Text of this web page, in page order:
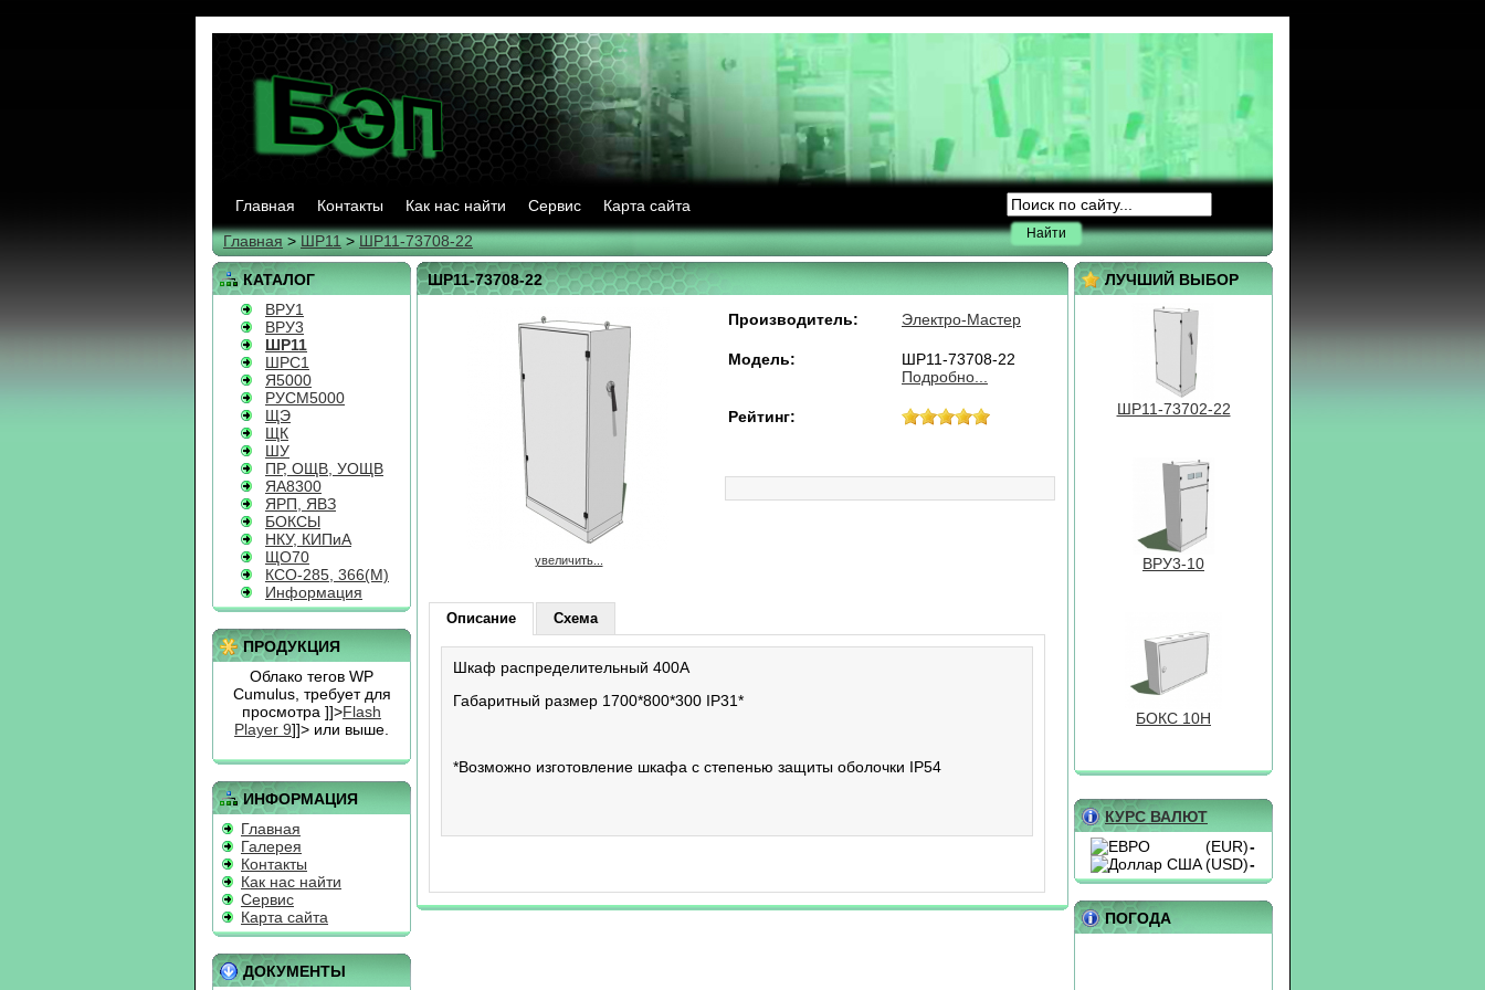
Найти
Главная Контакты Как нас найти Сервис
Карта сайта
Главная > ШР11 >ШР11-73708-22
КАТАЛОГ
ВРУ1
ВРУ3
ШР11
ШРС1
Я5000
РУСМ5000
ЩЭ
ЩК
ШУ
ПР, ОЩВ, УОЩВ
ЯА8300
ЯРП, ЯВЗ
БОКСЫ
НКУ, КИПиА
ЩО70
КСО-285, 366(М)
Информация
ПРОДУКЦИЯ
Облако тегов WP
Cumulus, требует для
просмотра ]]>Flash
Player 9]]> или выше.
ИНФОРМАЦИЯ
Главная
Галерея
Контакты
Как нас найти
Сервис
Карта сайта
ДОКУМЕНТЫ
ЛУЧШИЙ ВЫБОР
ВРУ3-23
Я(РУСМ)5111-ХХХХ
ШР11-73702-22
ВРУ3-10
БОКС 10Н
ВРУ1-19-99
КУРС ВАЛЮТ
(EUR)-
(USD)-
ПОГОДА
ШР11-73708-22
увеличить...
Производитель: Электро-Мастер
Модель:
ШР11-73708-22
Подробно...
Рейтинг:
Описание Схема
Шкаф распределительный 400А
Габаритный размер 1700*800*300 IP31*
*Возможно изготовление шкафа с степенью защиты оболочки IP54